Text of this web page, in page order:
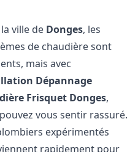
ville de Donges, les
de chaudière sont
mais avec
Dépannage
Frisquet Donges,
vous sentir rassuré.
expérimentés
rapidement pour